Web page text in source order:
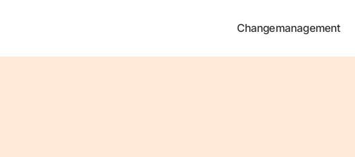
Changemanagement